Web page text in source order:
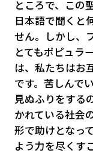
ところで、この
日本語で聞くと
せん。しかし、
とてもポピュラ
は、私たちはお
です。苦しんで
見ぬふりをする
かれている社会
形で助けとなっ
よう力を尽くす